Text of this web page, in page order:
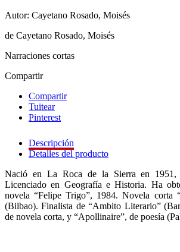
Autor: Cayetano Rosado, Moisés
de Cayetano Rosado, Moisés
Narraciones cortas
Compartir
Compartir
Tuitear
Pinterest
Descripción
Detalles del producto
Nació en La Roca de la Sierra en
Licenciado en Geografía e Historia. Ha
novela “Felipe Trigo”, 1984. Novela corta
(Bilbao). Finalista de “Ambito Literario”
de novela corta, y “Apollinaire”, de poesía